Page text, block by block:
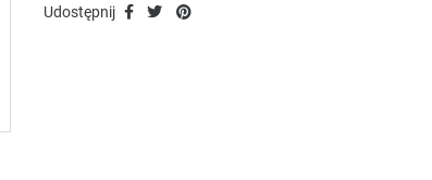
Udostępnij